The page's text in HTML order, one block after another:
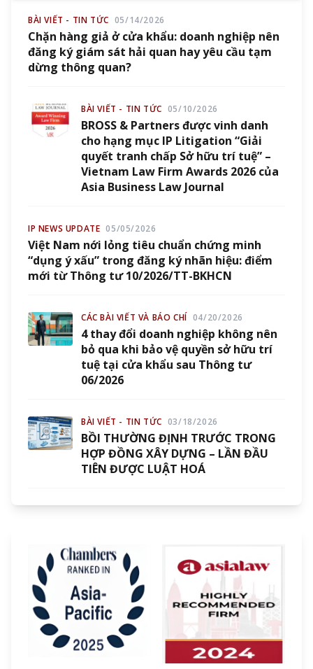
BÀI VIẾT - TIN TỨC 05/14/2026
Chặn hàng giả ở cửa khẩu: doanh nghiệp nên
đăng ký giám sát hải quan hay yêu cầu tạm
dừng thông quan?
BÀI VIẾT - TIN TỨC 05/10/2026
BROSS & Partners được vinh danh
cho hạng mục IP Litigation “Giải
quyết tranh chấp Sở hữu trí tuệ” –
Vietnam Law Firm Awards 2026 của
Asia Business Law Journal
IP NEWS UPDATE 05/05/2026
Việt Nam nới lỏng tiêu chuẩn chứng minh
“dụng ý xấu” trong đăng ký nhãn hiệu: điểm
mới từ Thông tư 10/2026/TT-BKHCN
CÁC BÀI VIẾT VÀ BÁO CHÍ 04/20/2026
4 thay đổi doanh nghiệp không nên
bỏ qua khi bảo vệ quyền sở hữu trí
tuệ tại cửa khẩu sau Thông tư
06/2026
BÀI VIẾT - TIN TỨC 03/18/2026
BỒI THƯỜNG ĐỊNH TRƯỚC TRONG
HỢP ĐỒNG XÂY DỰNG – LẦN ĐẦU
TIÊN ĐƯỢC LUẬT HOÁ